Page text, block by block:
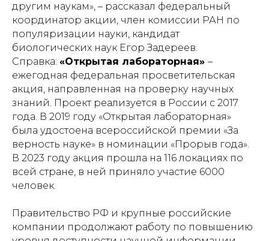
другим наукам», – рассказал федеральный
координатор акции, член комиссии РАН по
популяризации науки, кандидат
биологических наук Егор Задереев.
Справка: «Открытая лабораторная» –
ежегодная федеральная просветительская
акция, направленная на проверку научных
знаний. Проект реализуется в России с 2017
года. В 2019 году «Открытая лабораторная»
была удостоена всероссийской премии «За
верность науке» в номинации «Прорыв года».
В 2023 году акция прошла на 116 локациях по
всей стране, в ней приняло участие 6000
человек.
Правительство РФ и крупные российские
компании продолжают работу по повышению